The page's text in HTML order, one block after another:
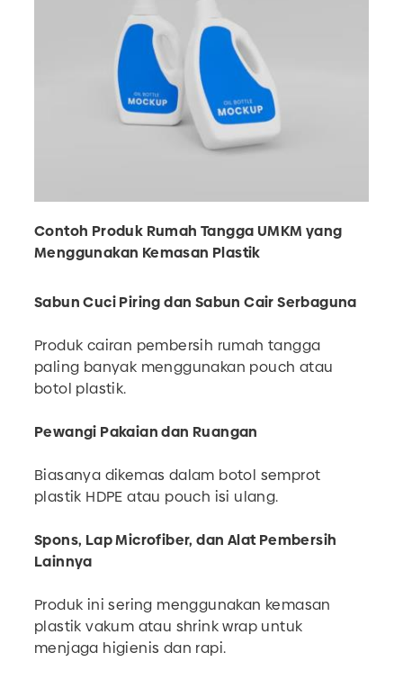
Contoh Produk Rumah Tangga UMKM yang
Menggunakan Kemasan Plastik
Sabun Cuci Piring dan Sabun Cair Serbaguna
Produk cairan pembersih rumah tangga
paling banyak menggunakan pouch atau
botol plastik.
Pewangi Pakaian dan Ruangan
Biasanya dikemas dalam botol semprot
plastik HDPE atau pouch isi ulang.
Spons, Lap Microfiber, dan Alat Pembersih
Lainnya
Produk ini sering menggunakan kemasan
plastik vakum atau shrink wrap untuk
menjaga higienis dan rapi.